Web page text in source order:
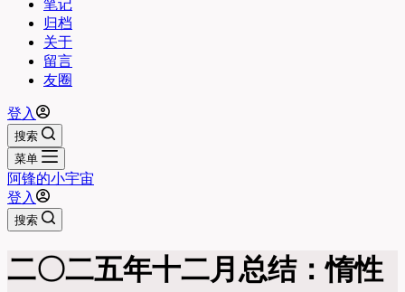
笔记
归档
关于
留言
友圈
登入
搜索
菜单
阿锋的小宇宙
登入
搜索
二〇二五年十二月总结：惰性